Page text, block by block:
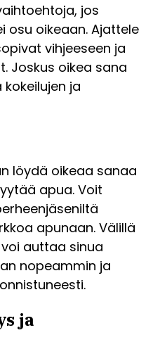
jos
osu oikeaan. Ajattele
vihjeeseen ja
Joskus oikea sana
ja
löydä oikeaa sanaa
apua. Voit
apunaan. Välillä
auttaa sinua
nopeammin ja
ja